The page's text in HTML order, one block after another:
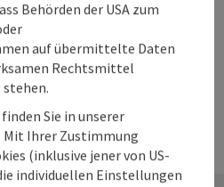
Behörden der USA zum
auf übermittelte Daten
Rechtsmittel
stehen.
Sie in unserer
Ihrer Zustimmung
(inklusive jener von US-
individuellen Einstellungen